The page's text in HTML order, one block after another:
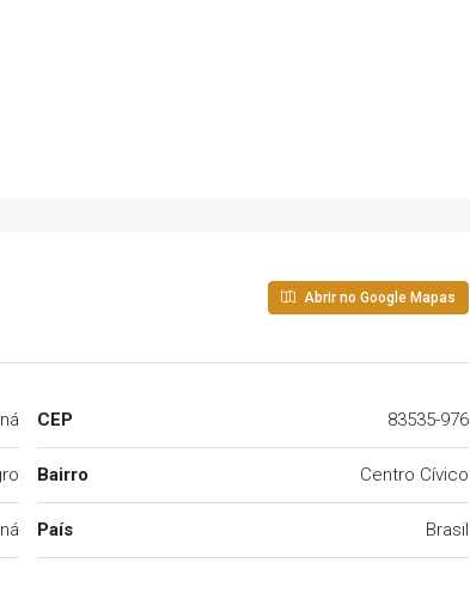
Abrir no Google Mapas
CEP 83535-976
Bairro Centro Cívico
País Brasil